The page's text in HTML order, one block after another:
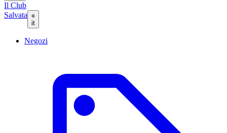
Il Club
Salvata
it
Negozi